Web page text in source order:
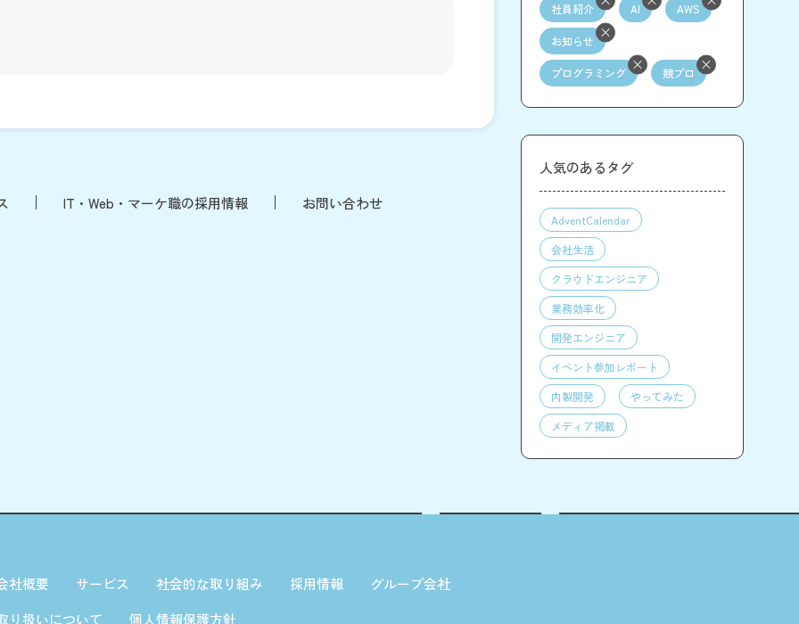
IT・Web・マーケ職の採用情報 お問い合わせ
社員紹介 AI AWS
お知らせ
プログラミング 競プロ
人気のあるタグ
AdventCalendar
会社生活
クラウドエンジニア
業務効率化
開発エンジニア
イベント参加レポート
内製開発
やってみた
メディア掲載
社概要 サービス 社会的な取り組み 採用情報
グループ会社
り扱いについて
個人情報保護方針